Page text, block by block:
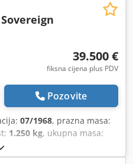
39.500 €
fiksna cijena plus PDV
Pozovite
07/1968, prazna masa:
1.250 kg, ukupna masa:
mm,